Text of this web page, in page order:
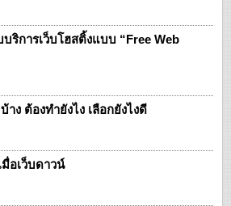
ริการเว็บโฮสติ้งแบบ “Free Web
าง ต้องทำยังไง เลือกยังไงดี
อเว็บดาวน์